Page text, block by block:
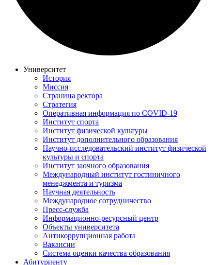
Университет
История
Миссия
Страница ректора
Стратегия
Оперативная информация по COVID-19
Институт спорта
Институт физической культуры
Институт дополнительного образования
Научно-исследовательский институт физической
культуры и спорта
Институт заочного образования
Международный институт гостиничного
менеджмента и туризма
Научная деятельность
Международное сотрудничество
Пресс-служба
Информационно-ресурсный центр
Объекты университета
Антикоррупционная работа
Вакансии
Система оценки качества образования
Абитуриенту